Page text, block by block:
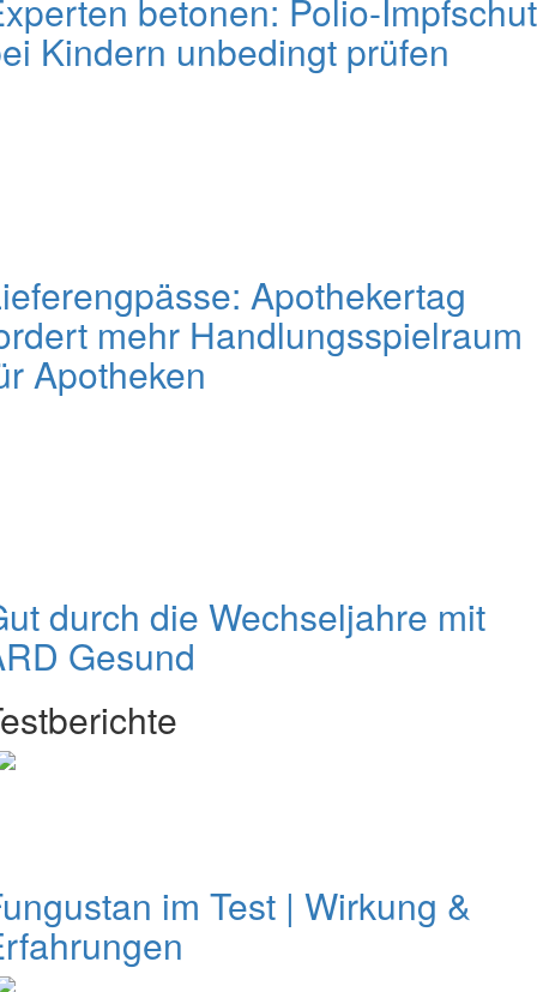
betonen: Polio-
Kindern unbedingt prüfen
Apothekertag
mehr Handlungsspielraum
Apotheken
durch die Wechseljahre mit
Gesund
im Test | Wirkung &